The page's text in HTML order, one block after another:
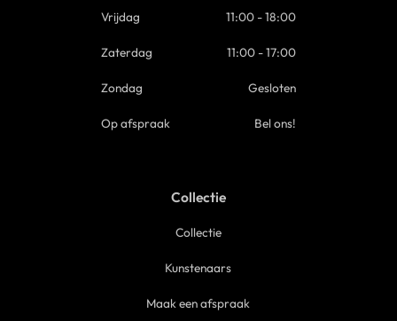
Vrijdag 11:00 - 18:00
Zaterdag 11:00 - 17:00
Zondag Gesloten
Op afspraak Bel ons!
Collectie
Collectie
Kunstenaars
Maak een afspraak